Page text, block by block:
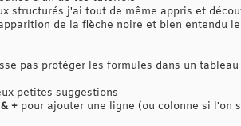
structurés j'ai tout de même appris et
de la flèche noire et bien entendu
pas protéger les formules dans un
petites suggestions
+ pour ajouter une ligne (ou colonne si l'on